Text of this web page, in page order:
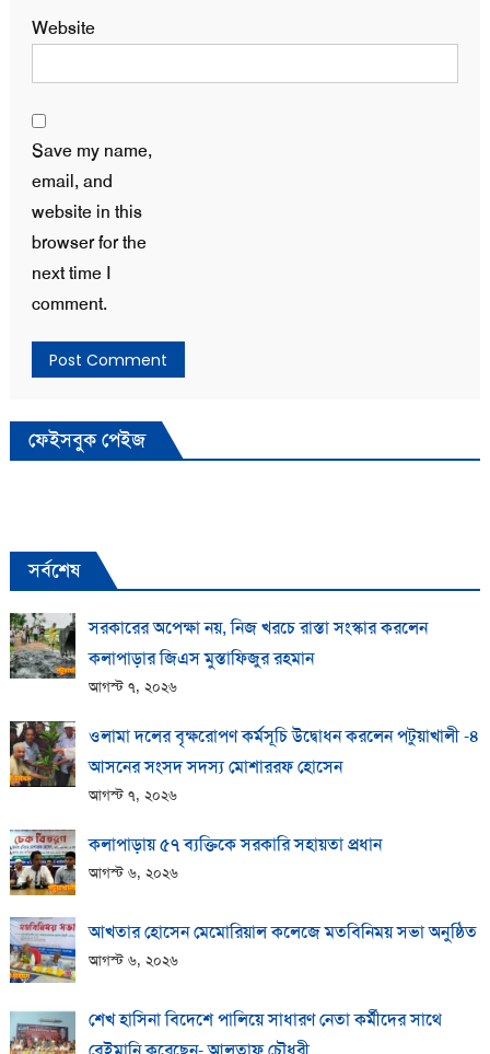
Website
Save my name,
email, and
website in this
browser for the
next time I
comment.
ফেইসবুক পেইজ
সর্বশেষ
সরকারের অপেক্ষা নয়, নিজ খরচে রাস্তা সংস্কার করলেন
কলাপাড়ার জিএস মুস্তাফিজুর রহমান
আগস্ট ৭, ২০২৬
ওলামা দলের বৃক্ষরোপণ কর্মসূচি উদ্বোধন করলেন পটুয়াখালী -৪
আসনের সংসদ সদস্য মোশাররফ হোসেন
আগস্ট ৭, ২০২৬
কলাপাড়ায় ​৫৭ ব্যক্তিকে সরকারি সহায়তা প্রধান
আগস্ট ৬, ২০২৬
আখতার হোসেন মেমোরিয়াল কলেজে মতবিনিময় সভা অনুষ্ঠিত
আগস্ট ৬, ২০২৬
শেখ হাসিনা বিদেশে পালিয়ে সাধারণ নেতা কর্মীদের সাথে